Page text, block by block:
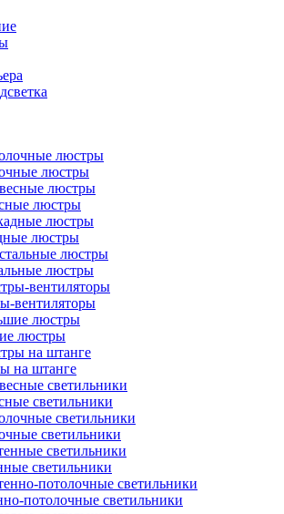
люстры
люстры
люстры
люстры
вентиляторы
люстры
на штанге
светильники
светильники
светильники
потолочные светильники